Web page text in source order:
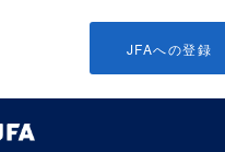
JFAへの登録